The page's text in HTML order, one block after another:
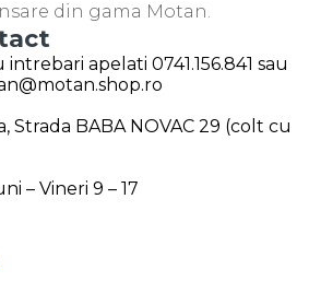
din gama Motan.
apelati 0741.156.841 sau
Strada BABA NOVAC 29 (colt cu
– Vineri 9 – 17